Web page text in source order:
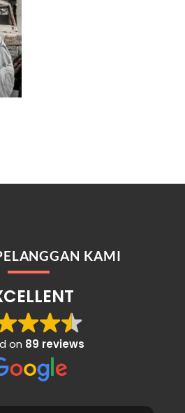
KAMI
on 89 reviews